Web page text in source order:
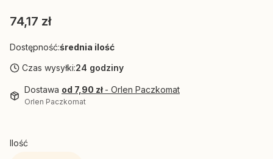
Cena
74,17 zł
Dostępność:średnia ilość
Czas wysyłki:24 godziny
Dostawa od 7,90 zł - Orlen Paczkomat
Orlen Paczkomat
Ilość